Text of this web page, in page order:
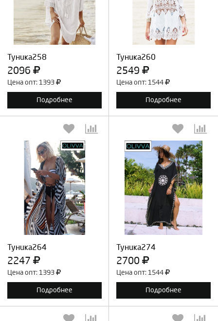
Туника258
2096
Цена опт: 1393
Подробнее
Продолжить Отмена
Туника260
2549
Цена опт: 1544
Подробнее
Продолжить
Туника264
2247
Цена опт: 1393
Подробнее
Выберите количество:
Продолжить Отмена
Туника274
2700
Цена опт: 1544
Подробнее
Выберите количество:
Продолжить Отмена